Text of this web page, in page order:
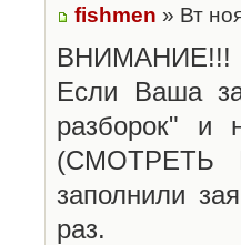
fishmen » Вт
ВНИМАНИЕ!!!
Если Ваша
разборок" и
(СМОТРЕТЬ
заполнили
раз.